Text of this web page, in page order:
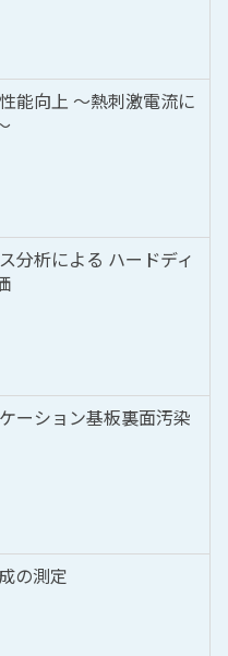
能向上 ～熱刺激電流に
分析による ハードディ
ーション基板裏面汚染
の測定